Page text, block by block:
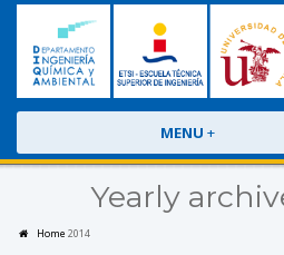
MENU +
Yearly
Home 2014